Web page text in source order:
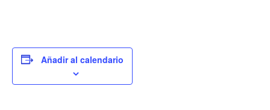
Añadir al calendario